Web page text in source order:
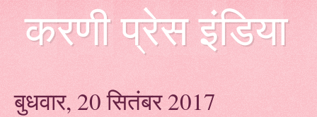
करणी प्रेस इंडिया
बुधवार, 20 सितंबर 2017